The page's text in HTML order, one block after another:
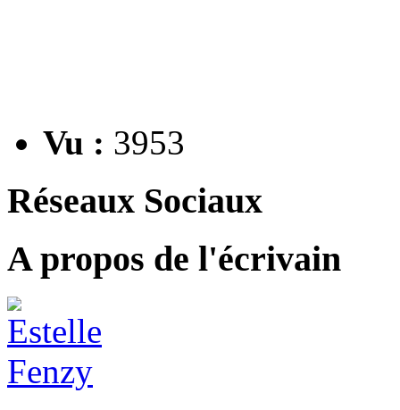
Vu : 3953
Réseaux Sociaux
A propos de l'écrivain